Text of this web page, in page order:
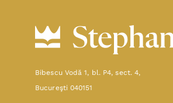
Bibescu Vodă 1, bl. P4, sect. 4,
Bucureşti 040151